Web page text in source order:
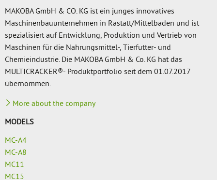
MAKOBA GmbH & CO. KG ist ein junges innovatives
Maschinenbauunternehmen in Rastatt/Mittelbaden und ist
spezialisiert auf Entwicklung, Produktion und Vertrieb von
Maschinen für die Nahrungsmittel-, Tierfutter- und
Chemieindustrie. Die MAKOBA GmbH & Co. KG hat das
MULTICRACKER®- Produktportfolio seit dem 01.07.2017
übernommen.
More about the company
MODELS
MC-A4
MC-A8
MC11
MC15